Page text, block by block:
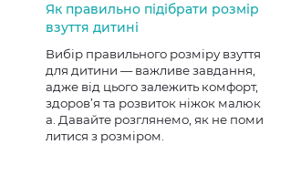
Як правильно підібрати розмір
взуття дитині
Вибір правильного розміру взуття
для дитини — важливе завдання,
адже від цього залежить комфорт,
здоров’я та розвиток ніжок малюк
а. Давайте розглянемо, як не поми
литися з розміром.